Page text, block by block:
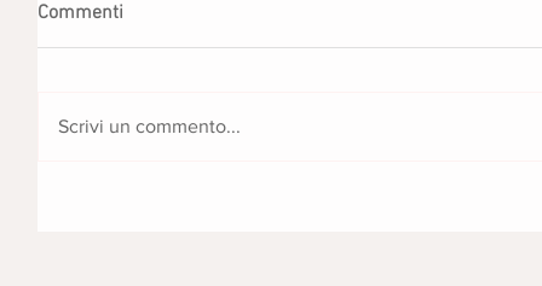
Commenti
Scrivi un commento...